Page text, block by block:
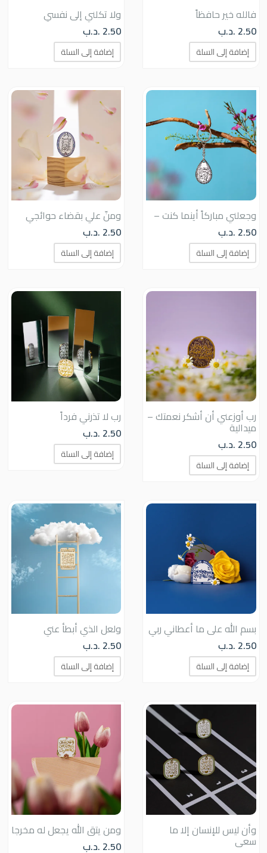
فالله خير حافظاً
2.50 .د.ب
إضافة إلى السلة
ولا تكلني إلى نفسي
2.50 .د.ب
إضافة إلى السلة
وجعلني مباركاً أينما كنت –
2.50 .د.ب
إضافة إلى السلة
ومنّ علي بقضاء حوائجي
2.50 .د.ب
إضافة إلى السلة
رب أوزعني أن أشكر نعمتك –
ميدالية
2.50 .د.ب
إضافة إلى السلة
رب لا تذرني فرداً
2.50 .د.ب
إضافة إلى السلة
بسم الله على ما أعطاني ربي
2.50 .د.ب
إضافة إلى السلة
ولعل الذي أبطأ عني
2.50 .د.ب
إضافة إلى السلة
وأن ليس للإنسان إلا ما
سعى
ومن يتق الله يجعل له مخرجا
2.50 .د.ب